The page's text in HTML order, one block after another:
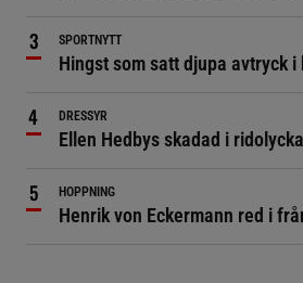
SPORTNYTT
Hingst som satt djupa avtryck i
DRESSYR
Ellen Hedbys skadad i
HOPPNING
Henrik von Eckermann red i